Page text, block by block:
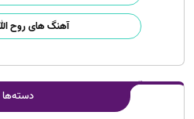
آهنگ های روح
دسته‌ها